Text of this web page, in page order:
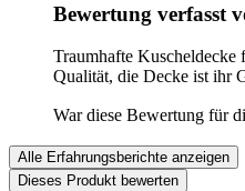
Bewertung verfasst
Traumhafte Kuscheldecke
Qualität, die Decke ist ihr
War diese Bewertung für
Alle Erfahrungsberichte anzeigen
Dieses Produkt bewerten